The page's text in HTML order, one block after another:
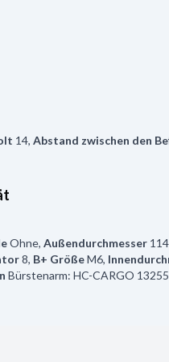
14, Abstand zwischen den
Ohne, Außendurchmesser
8, B+ GrößeM6,
Bürstenarm: HC-CARGO